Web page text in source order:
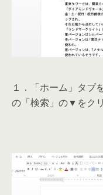
１．「ホーム」タブ
の「検索」の▼をク